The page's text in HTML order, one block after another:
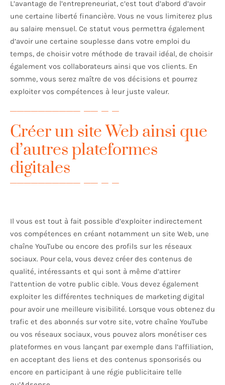
L’avantage de l’entrepreneuriat, c’est tout d’abord d’avoir
une certaine liberté financière. Vous ne vous limiterez plus
au salaire mensuel. Ce statut vous permettra également
d’avoir une certaine souplesse dans votre emploi du
temps, de choisir votre méthode de travail idéal, de choisir
également vos collaborateurs ainsi que vos clients. En
somme, vous serez maître de vos décisions et pourrez
exploiter vos compétences à leur juste valeur.
Créer un site Web ainsi que
d’autres plateformes
digitales
Il vous est tout à fait possible d’exploiter indirectement
vos compétences en créant notamment un site Web, une
chaîne YouTube ou encore des profils sur les réseaux
sociaux. Pour cela, vous devez créer des contenus de
qualité, intéressants et qui sont à même d’attirer
l’attention de votre public cible. Vous devez également
exploiter les différentes techniques de marketing digital
pour avoir une meilleure visibilité. Lorsque vous obtenez du
trafic et des abonnés sur votre site, votre chaîne YouTube
ou vos réseaux sociaux, vous pouvez alors monétiser ces
plateformes en vous lançant par exemple dans l’affiliation,
en acceptant des liens et des contenus sponsorisés ou
encore en participant à une régie publicitaire telle